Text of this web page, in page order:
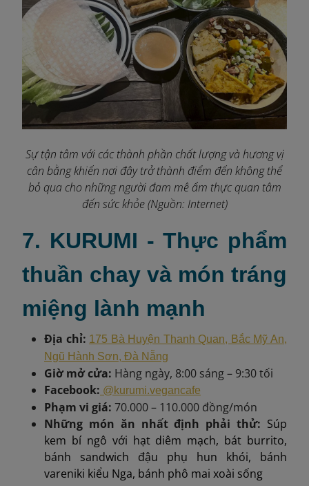
Sự tận tâm với các thành phần chất lượng và hương vị
cân bằng khiến nơi đây trở thành điểm đến không thể
bỏ qua cho những người đam mê ẩm thực quan tâm
đến sức khỏe (Nguồn: Internet)
7. KURUMI - Thực phẩm
thuần chay và món tráng
miệng lành mạnh
Địa chỉ: 175 Bà Huyện Thanh Quan, Bắc Mỹ An,
Ngũ Hành Sơn, Đà Nẵng
Giờ mở cửa: Hàng ngày, 8:00 sáng – 9:30 tối
Facebook: @kurumi.vegancafe
Phạm vi giá: 70.000 – 110.000 đồng/món
Những món ăn nhất định phải thử: Súp
kem bí ngô với hạt diêm mạch, bát burrito,
bánh sandwich đậu phụ hun khói, bánh
vareniki kiểu Nga, bánh phô mai xoài sống